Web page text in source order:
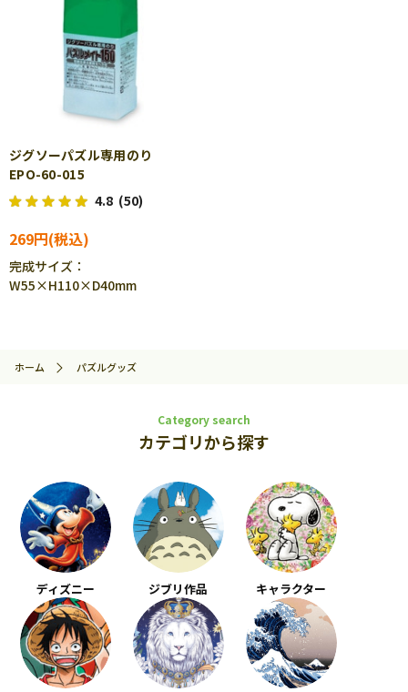
ジグソーパズル専用のり
EPO-60-015
4.8 (50)
269円
完成サイズ：
W55×H110×D40mm
ホーム パズルグッズ
Category search
カテゴリから探す
ディズニー ジブリ作品 キャラクター